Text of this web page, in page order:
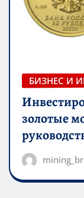
БИЗНЕС И
золотые